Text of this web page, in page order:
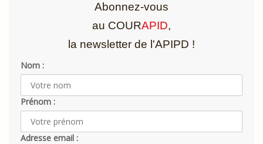
Abonnez-vous
au COURAPID,
la newsletter de l'APIPD !
Nom :
Prénom :
Adresse email :